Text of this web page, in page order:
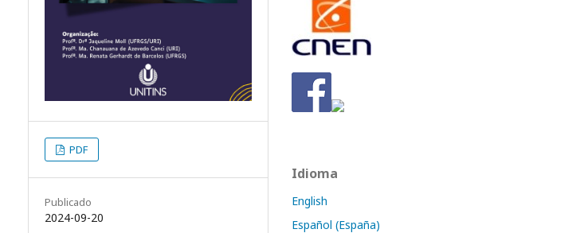
PDF
Publicado
2024-09-20
Idioma
English
Español (España)